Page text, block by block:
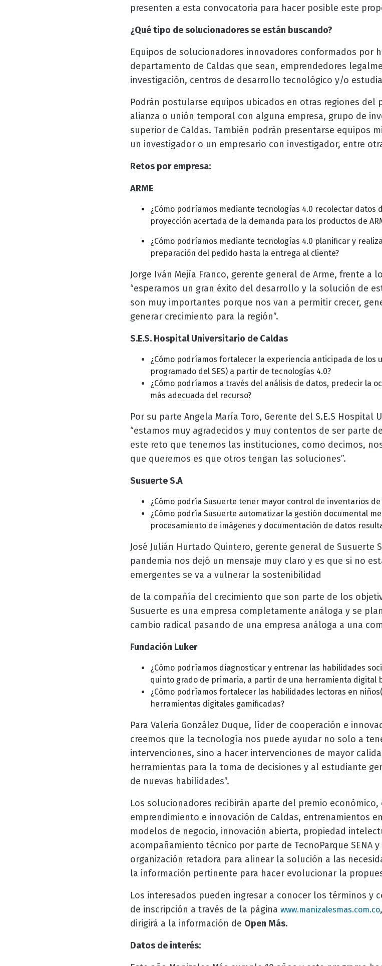
presenten a esta convocatoria para hacer posible este
¿Qué tipo de solucionadores se están buscando?
Equipos de solucionadores innovadores conformados por
departamento de Caldas que sean, emprendedores
investigación, centros de desarrollo tecnológico y/o
Podrán postularse equipos ubicados en otras regiones del
alianza o unión temporal con alguna empresa, grupo de
superior de Caldas. También podrán presentarse equipos
un investigador o un empresario con investigador, entre
Retos por empresa:
ARME
¿Cómo podríamos mediante tecnologías 4.0 recolectar datos
proyección acertada de la demanda para los productos de
¿Cómo podríamos mediante tecnologías 4.0 planificar y
preparación del pedido hasta la entrega al cliente?
Jorge Iván Mejía Franco, gerente general de Arme, frente a
“esperamos un gran éxito del desarrollo y la solución de
son muy importantes porque nos van a permitir crecer,
generar crecimiento para la región”.
S.E.S. Hospital Universitario de Caldas
¿Cómo podríamos fortalecer la experiencia anticipada de los
programado del SES) a partir de tecnologías 4.0?
¿Cómo podríamos a través del análisis de datos, predecir la
más adecuada del recurso?
Por su parte Angela María Toro, Gerente del S.E.S Hospital
“estamos muy agradecidos y muy contentos de ser parte
este reto que tenemos las instituciones, como decimos,
que queremos es que otros tengan las soluciones”.
Susuerte S.A
¿Cómo podría Susuerte tener mayor control de inventarios
¿Cómo podría Susuerte automatizar la gestión documental
procesamiento de imágenes y documentación de datos
José Julián Hurtado Quintero, gerente general de Susuerte
pandemia nos dejó un mensaje muy claro y es que si no
emergentes se va a vulnerar la sostenibilidad
de la compañía del crecimiento que son parte de los
Susuerte es una empresa completamente análoga y se
cambio radical pasando de una empresa análoga a una
Fundación Luker
¿Cómo podríamos diagnosticar y entrenar las habilidades
quinto grado de primaria, a partir de una herramienta digital
¿Cómo podríamos fortalecer las habilidades lectoras en
herramientas digitales gamificadas?
Para Valeria González Duque, líder de cooperación e
creemos que la tecnología nos puede ayudar no solo a
intervenciones, sino a hacer intervenciones de mayor
herramientas para la toma de decisiones y al estudiante
de nuevas habilidades”.
Los solucionadores recibirán aparte del premio
emprendimiento e innovación de Caldas, entrenamientos
modelos de negocio, innovación abierta, propiedad
acompañamiento técnico por parte de TecnoParque
organización retadora para alinear la solución a las
la información pertinente para hacer evolucionar la
Los interesados pueden ingresar a conocer los términos y
de inscripción a través de la página www.manizalesmas.com.co
dirigirá a la información de Open Más.
Datos de interés: